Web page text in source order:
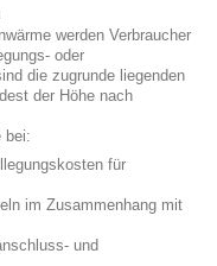
werden Verbraucher
oder
die zugrunde liegenden
der Höhe nach
bei:
für
im Zusammenhang mit
und